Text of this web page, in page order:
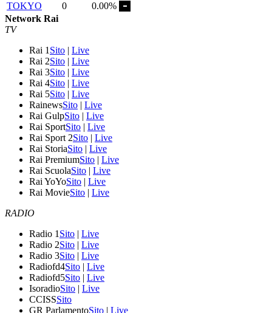
TOKYO
0
0.00%
Network Rai
TV
Rai 1 Sito | Live
Rai 2Sito | Live
Rai 3Sito | Live
Rai 4Sito | Live
Rai 5Sito | Live
RainewsSito | Live
Rai GulpSito | Live
Rai SportSito | Live
Rai Sport 2Sito | Live
Rai StoriaSito | Live
Rai PremiumSito | Live
Rai ScuolaSito | Live
Rai YoYoSito | Live
Rai MovieSito | Live
RADIO
Radio 1 Sito | Live
Radio 2Sito | Live
Radio 3Sito | Live
Radiofd4Sito | Live
Radiofd5Sito | Live
IsoradioSito | Live
CCISSSito
GR ParlamentoSito | Live